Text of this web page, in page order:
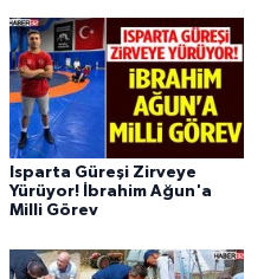
Isparta Güreşi Zirveye
Yürüyor! İbrahim Ağun'a
Milli Görev